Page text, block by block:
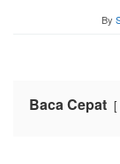
By
Baca Cepat